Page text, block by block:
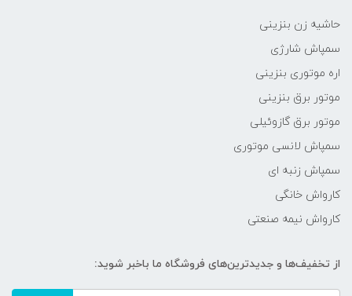
حاشیه زن بنزینی
سمپاش شارژی
اره موتوری بنزینی
موتور برق بنزینی
موتور برق گازوئیلی
سمپاش لانسی موتوری
سمپاش زنبه ای
کارواش خانگی
کارواش نیمه صنعتی
از تخفیف‌ها و جدیدترین‌های فروشگاه ما باخبر شوید: